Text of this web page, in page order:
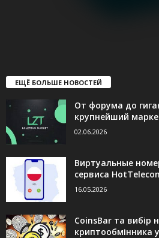
ЕЩЁ БОЛЬШЕ НОВОСТЕЙ
От форума до
крупнейший
02.06.2026
Виртуальные
сервиса
16.05.2026
CoinsBar та вибір
криптообмінника